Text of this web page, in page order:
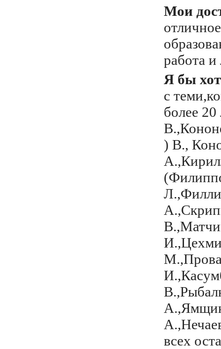
Мои
отличное
работа
Я бы
с
более
) В.,
всех